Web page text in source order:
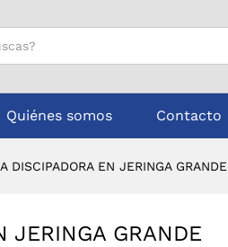
Quiénes somos Contacto
DISCIPADORA EN JERINGA GRANDE
JERINGA GRANDE